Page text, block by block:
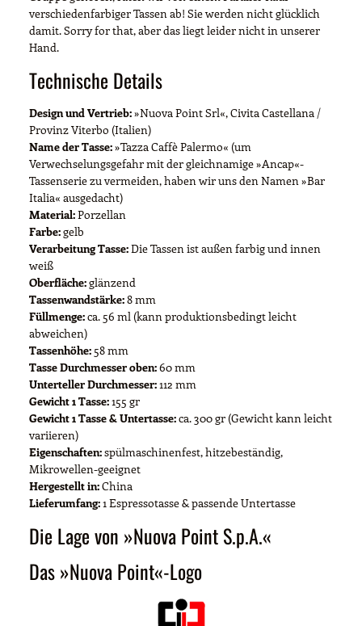
verschiedenfarbiger Tassen ab! Sie werden nicht glücklich
damit. Sorry for that, aber das liegt leider nicht in unserer
Hand.
Technische Details
Design und Vertrieb:»Nuova Point Srl«, Civita Castellana /
Provinz Viterbo (Italien)
Name der Tasse:»Tazza Caffè Palermo« (um
Verwechselungsgefahr mit der gleichnamige »Ancap«-
Tassenserie zu vermeiden, haben wir uns den Namen »Bar
Italia« ausgedacht)
Material:Porzellan
Farbe:gelb
Verarbeitung Tasse:Die Tassen ist außen farbig und innen
weiß
Oberfläche:glänzend
Tassenwandstärke:8 mm
Füllmenge:ca. 56 ml (kann produktionsbedingt leicht
abweichen)
Tassenhöhe: 58 mm
Tasse Durchmesser oben:60 mm
Unterteller Durchmesser:112 mm
Gewicht 1 Tasse:155 gr
Gewicht 1 Tasse & Untertasse:ca. 300 gr (Gewicht kann leicht
variieren)
Eigenschaften:spülmaschinenfest, hitzebeständig,
Mikrowellen-geeignet
Hergestellt in:China
Lieferumfang:1 Espressotasse & passende Untertasse
Die Lage von »Nuova Point S.p.A.«
Das »Nuova Point«-Logo